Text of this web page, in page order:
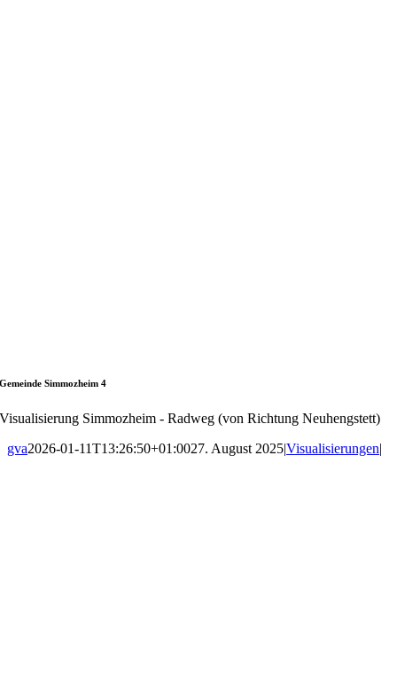
Gemeinde Simmozheim 4
Visualisierung Simmozheim - Radweg (von Richtung Neuhengstett)
gva2026-01-11T13:26:50+01:0027. August 2025|Visualisierungen|